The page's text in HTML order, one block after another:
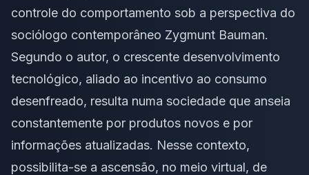
controle do comportamento sob a perspectiva do
sociólogo contemporâneo Zygmunt Bauman.
Segundo o autor, o crescente desenvolvimento
tecnológico, aliado ao incentivo ao consumo
desenfreado, resulta numa sociedade que anseia
constantemente por produtos novos e por
informações atualizadas. Nesse contexto,
possibilita-se a ascensão, no meio virtual, de